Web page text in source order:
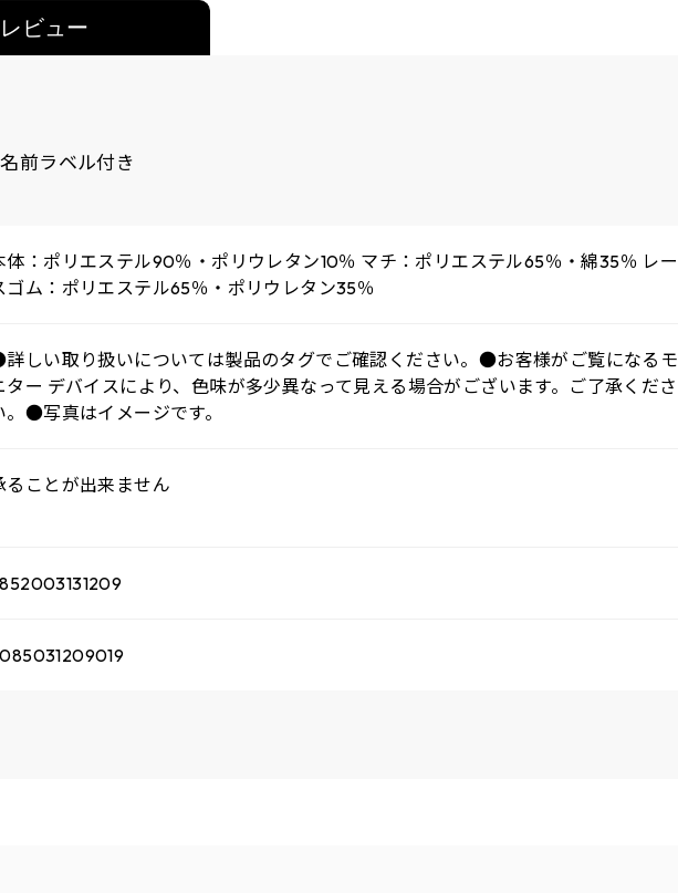
レビュー
前ラベル付き
体：ポリエステル90％・ポリウレタン10％ マチ：ポリエステル65％・綿35％ レー
ゴム：ポリエステル65％・ポリウレタン35％
しい取り扱いについては製品のタグでご確認ください。●お客様がご覧になるモ
ター デバイスにより、色味が多少異なって見える場合がございます。ご了承くださ
。●写真はイメージです。
ることが出来ません